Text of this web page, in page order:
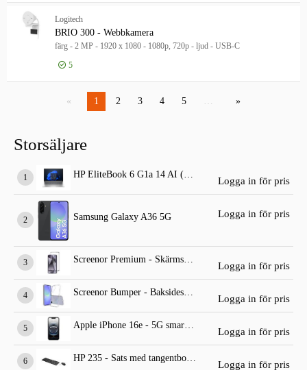
Logitech
BRIO 300 - Webbkamera
färg - 2 MP - 1920 x 1080 - 1080p, 720p - ljud - USB-C
5
1 2 3 4 5 …
Storsäljare
HP EliteBook 6 G1a 14 AI (standard dator)
Logga in för pris
Samsung Galaxy A36 5G Logga in för pris
Logga in för pris
Screenor Bumper - Baksidesskydd för mobiltelefon
Logga in för pris
Apple iPhone 16e - 5G smartphone
Logga in för pris
HP 235 - Sats med tangentbord och mus
Logga in för pris